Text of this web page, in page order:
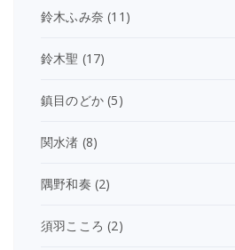
鈴木ふみ奈 (11)
鈴木聖 (17)
鎮目のどか (5)
関水渚 (8)
隅野和奏 (2)
須羽こころ (2)